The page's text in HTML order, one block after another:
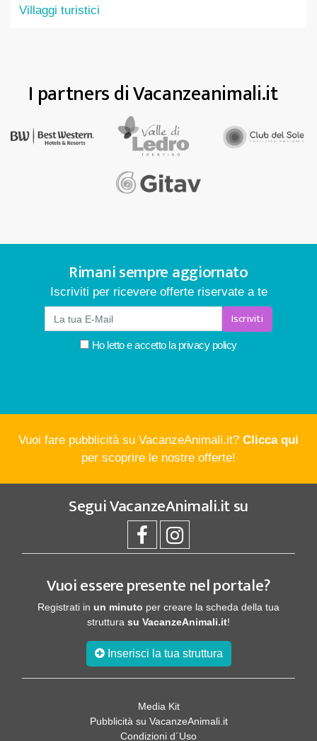
Villaggi turistici
I partners di Vacanzeanimali.it
Rimani sempre aggiornato
Iscriviti per ricevere offerte riservate a te
Iscriviti
Ho letto e accetto laprivacy policy
Vuoi fare pubblicità su VacanzeAnimali.it? Clicca qui
per scoprire le nostre offerte!
SeguiVacanzeAnimali.itsu
Vuoi essere presente nel portale?
Registrati in un minuto per creare la scheda della tua
struttura su VacanzeAnimali.it!
Inserisci la tua struttura
Media Kit
Pubblicità su VacanzeAnimali.it
Condizioni d´Uso